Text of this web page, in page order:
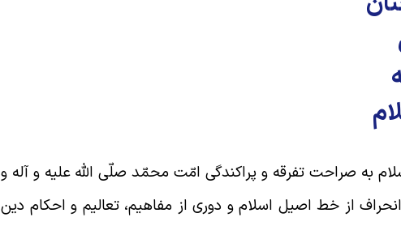
به صراحت تفرقه و پراکندگی امّت محمّد صلّی الله علیه و آله و
از خط اصیل اسلام و دوری از مفاهیم، تعالیم و احکام دین